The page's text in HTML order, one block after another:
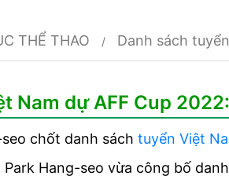
THỂ THAO Danh sách
Nam dự AFF Cup
chốt danh sách tuyển Việt
Park Hang-seo vừa công bố